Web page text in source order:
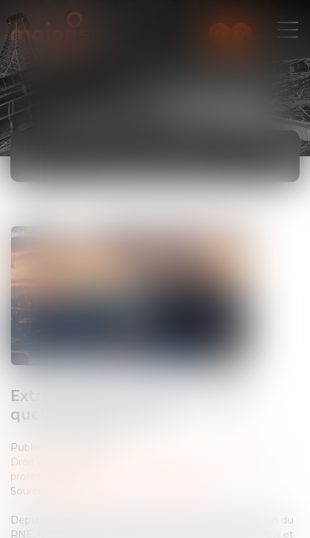
Extrait Kbis et attestation RNE :
quelles différences ?
Publié le :
Droit des sociétés
professionnelles
Source :
Depuis l’effectivité de la loi Pacte en 2023 et la création du
RNE, les documents de référence que sont l’extrait Kbis et